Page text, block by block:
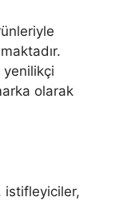
olarak
istifleyiciler,